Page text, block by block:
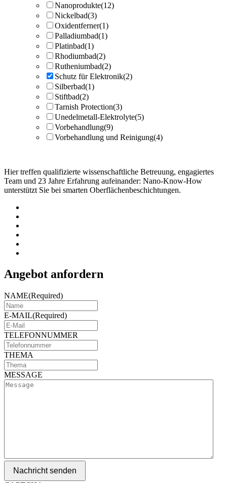
Nanoprodukte(12)
Nickelbad(3)
Oxidentferner(1)
Palladiumbad(1)
Platinbad(1)
Rhodiumbad(2)
Rutheniumbad(2)
Schutz für Elektronik(2)
Silberbad(1)
Stiftbad(2)
Tarnish Protection(3)
Unedelmetall-Elektrolyte(5)
Vorbehandlung(9)
Vorbehandlung und Reinigung(4)
Hier treffen qualifizierte wissenschaftliche Betreuung, engagiertes
Team und 23 Jahre Erfahrung aufeinander: Nano-Know-How
unterstützt Sie bei smarten Oberflächenbeschichtungen.
Angebot anfordern
NAME(Required)
E-MAIL(Required)
TELEFONNUMMER
THEMA
MESSAGE
Nachricht senden